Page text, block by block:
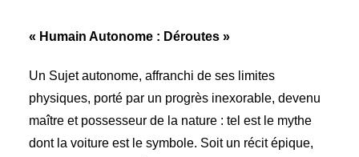
« Humain Autonome : Déroutes »
Un Sujet autonome, affranchi de ses limites
physiques, porté par un progrès inexorable, devenu
maître et possesseur de la nature : tel est le mythe
dont la voiture est le symbole. Soit un récit épique,